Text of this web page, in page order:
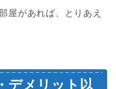
屋があれば、とりあえ
デメリット以